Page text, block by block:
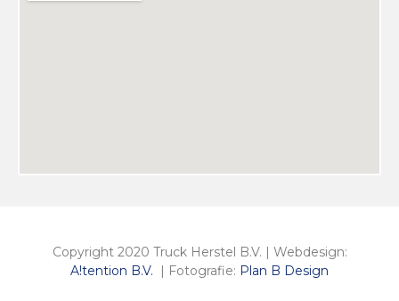
Copyright 2020 Truck Herstel B.V. | Webdesign:
A!tention B.V. | Fotografie: Plan B Design